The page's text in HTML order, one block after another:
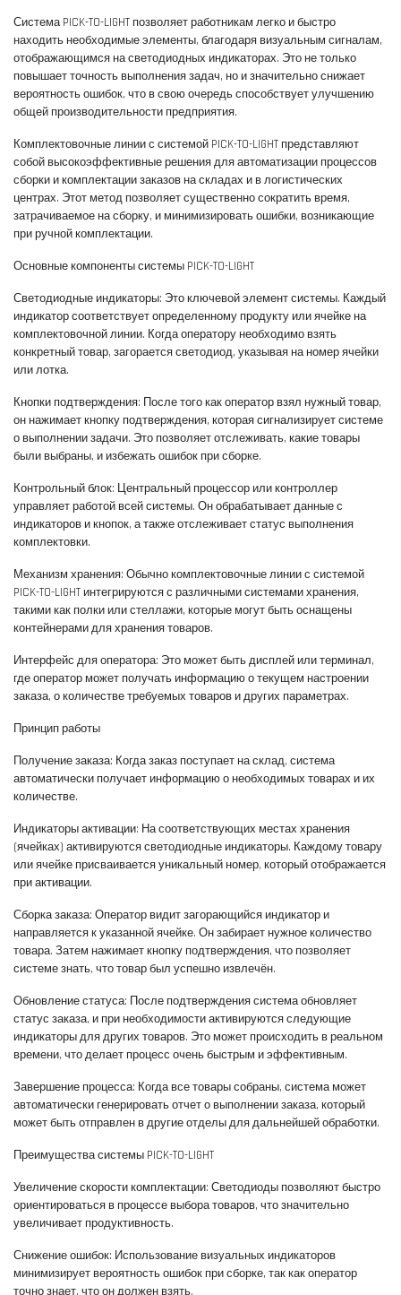
Система PICK-TO-LIGHT позволяет работникам легко и быстро
находить необходимые элементы, благодаря визуальным сигналам,
отображающимся на светодиодных индикаторах. Это не только
повышает точность выполнения задач, но и значительно снижает
вероятность ошибок, что в свою очередь способствует улучшению
общей производительности предприятия.
Комплектовочные линии с системой PICK-TO-LIGHT представляют
собой высокоэффективные решения для автоматизации процессов
сборки и комплектации заказов на складах и в логистических
центрах. Этот метод позволяет существенно сократить время,
затрачиваемое на сборку, и минимизировать ошибки, возникающие
при ручной комплектации.
Основные компоненты системы PICK-TO-LIGHT
Светодиодные индикаторы: Это ключевой элемент системы. Каждый
индикатор соответствует определенному продукту или ячейке на
комплектовочной линии. Когда оператору необходимо взять
конкретный товар, загорается светодиод, указывая на номер ячейки
или лотка.
Кнопки подтверждения: После того как оператор взял нужный товар,
он нажимает кнопку подтверждения, которая сигнализирует системе
о выполнении задачи. Это позволяет отслеживать, какие товары
были выбраны, и избежать ошибок при сборке.
Контрольный блок: Центральный процессор или контроллер
управляет работой всей системы. Он обрабатывает данные с
индикаторов и кнопок, а также отслеживает статус выполнения
комплектовки.
Механизм хранения: Обычно комплектовочные линии с системой
PICK-TO-LIGHT интегрируются с различными системами хранения,
такими как полки или стеллажи, которые могут быть оснащены
контейнерами для хранения товаров.
Интерфейс для оператора: Это может быть дисплей или терминал,
где оператор может получать информацию о текущем настроении
заказа, о количестве требуемых товаров и других параметрах.
Принцип работы
Получение заказа: Когда заказ поступает на склад, система
автоматически получает информацию о необходимых товарах и их
количестве.
Индикаторы активации: На соответствующих местах хранения
(ячейках) активируются светодиодные индикаторы. Каждому товару
или ячейке присваивается уникальный номер, который отображается
при активации.
Сборка заказа: Оператор видит загорающийся индикатор и
направляется к указанной ячейке. Он забирает нужное количество
товара. Затем нажимает кнопку подтверждения, что позволяет
системе знать, что товар был успешно извлечён.
Обновление статуса: После подтверждения система обновляет
статус заказа, и при необходимости активируются следующие
индикаторы для других товаров. Это может происходить в реальном
времени, что делает процесс очень быстрым и эффективным.
Завершение процесса: Когда все товары собраны, система может
автоматически генерировать отчет о выполнении заказа, который
может быть отправлен в другие отделы для дальнейшей обработки.
Преимущества системы PICK-TO-LIGHT
Увеличение скорости комплектации: Светодиоды позволяют быстро
ориентироваться в процессе выбора товаров, что значительно
увеличивает продуктивность.
Снижение ошибок: Использование визуальных индикаторов
минимизирует вероятность ошибок при сборке, так как оператор
точно знает, что он должен взять.